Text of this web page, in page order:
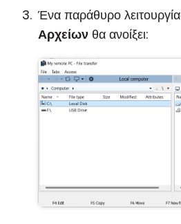
Ένα παράθυρο
Αρχείων θα ανοίξει: